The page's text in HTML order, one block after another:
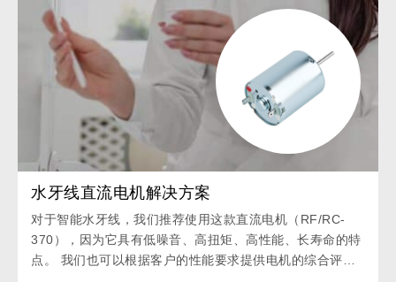
水牙线直流电机解决方案
对于智能水牙线，我们推荐使用这款直流电机（RF/RC-
370），因为它具有低噪音、高扭矩、高性能、长寿命的特
点。 我们也可以根据客户的性能要求提供电机的综合评估